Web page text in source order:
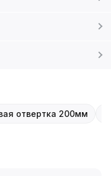
отвертка 200мм